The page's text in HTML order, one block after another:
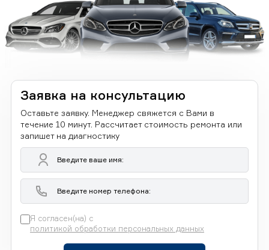
Заявка на консультацию
Оставьте заявку. Менеджер свяжется с Вами в
течение 10 минут. Рассчитает стоимость ремонта или
запишет на диагностику
Я согласен(на) с
политикой обработки персональных данных